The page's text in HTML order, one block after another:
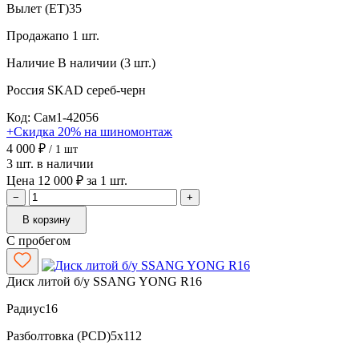
Вылет (ET)35
Продажапо 1 шт.
Наличие В наличии (3 шт.)
Россия SKAD сереб-черн
Код: Сам1-42056
+Скидка 20% на шиномонтаж
4 000 ₽ / 1 шт
3 шт. в наличии
Цена 12 000 ₽ за 1 шт.
−
+
В корзину
С пробегом
Диск литой б/у SSANG YONG R16
Радиус16
Разболтовка (PCD)5x112